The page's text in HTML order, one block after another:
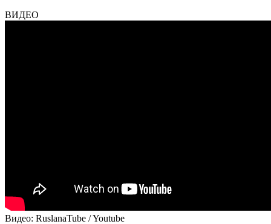
ВИДЕО
Видео: RuslanaTube / Youtube